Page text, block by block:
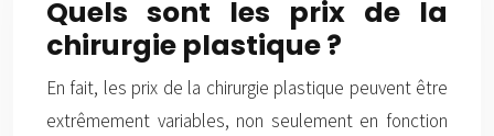
Quels sont les prix de la
chirurgie plastique ?
En fait, les prix de la chirurgie plastique peuvent être
extrêmement variables, non seulement en fonction